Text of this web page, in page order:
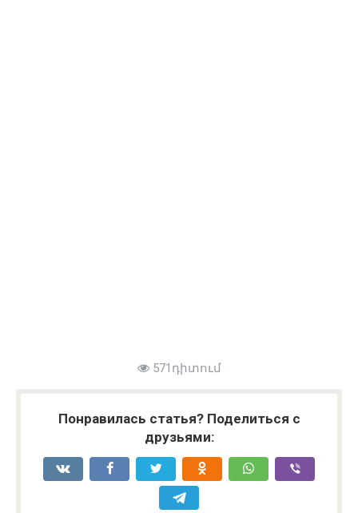
571դիտում
Понравилась статья? Поделиться с
друзьями: